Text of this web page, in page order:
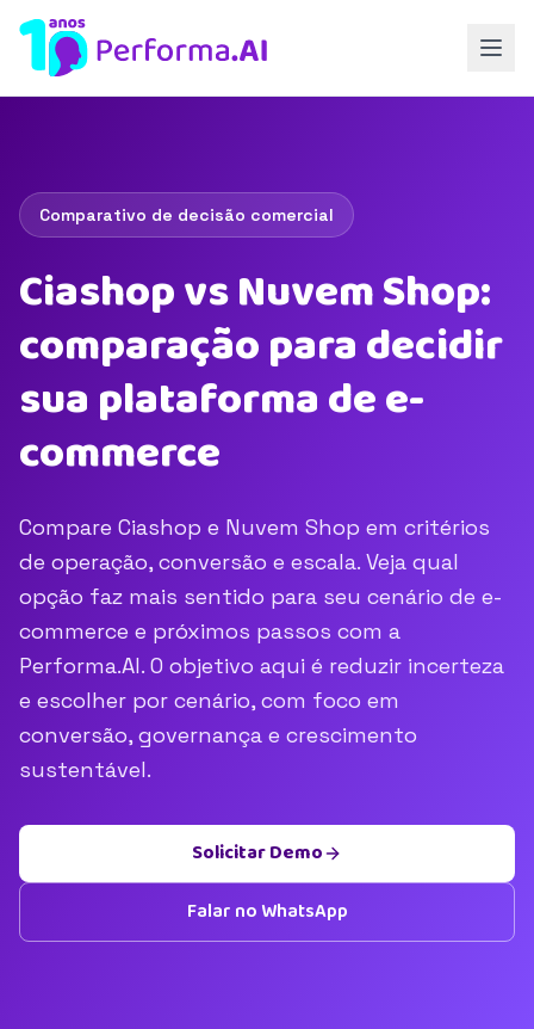
Comparativo de decisão comercial
Ciashop vs Nuvem Shop:
comparação para decidir
sua plataforma de e-
commerce
Compare Ciashop e Nuvem Shop em critérios
de operação, conversão e escala. Veja qual
opção faz mais sentido para seu cenário de e-
commerce e próximos passos com a
Performa.AI. O objetivo aqui é reduzir incerteza
e escolher por cenário, com foco em
conversão, governança e crescimento
sustentável.
Solicitar Demo
Falar no WhatsApp